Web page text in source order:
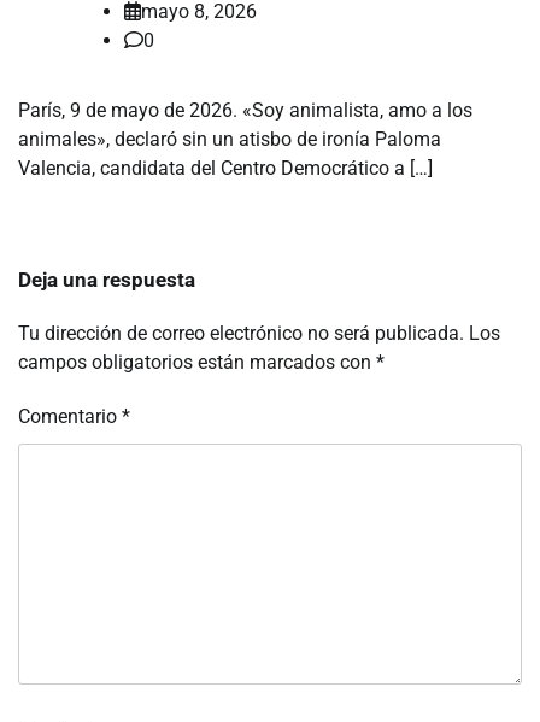
mayo 8, 2026
0
París, 9 de mayo de 2026. «Soy animalista, amo a los
animales», declaró sin un atisbo de ironía Paloma
Valencia, candidata del Centro Democrático a […]
Deja una respuesta
Tu dirección de correo electrónico no será publicada. Los
campos obligatorios están marcados con *
Comentario *